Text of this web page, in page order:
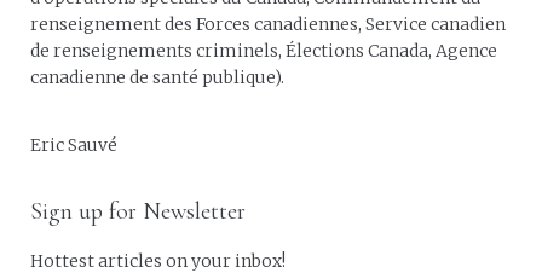
renseignement des Forces canadiennes, Service canadien
de renseignements criminels, Élections Canada, Agence
canadienne de santé publique).
Eric Sauvé
Sign up for Newsletter
Hottest articles on your inbox!